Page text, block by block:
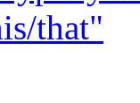
that"